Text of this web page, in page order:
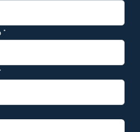
*